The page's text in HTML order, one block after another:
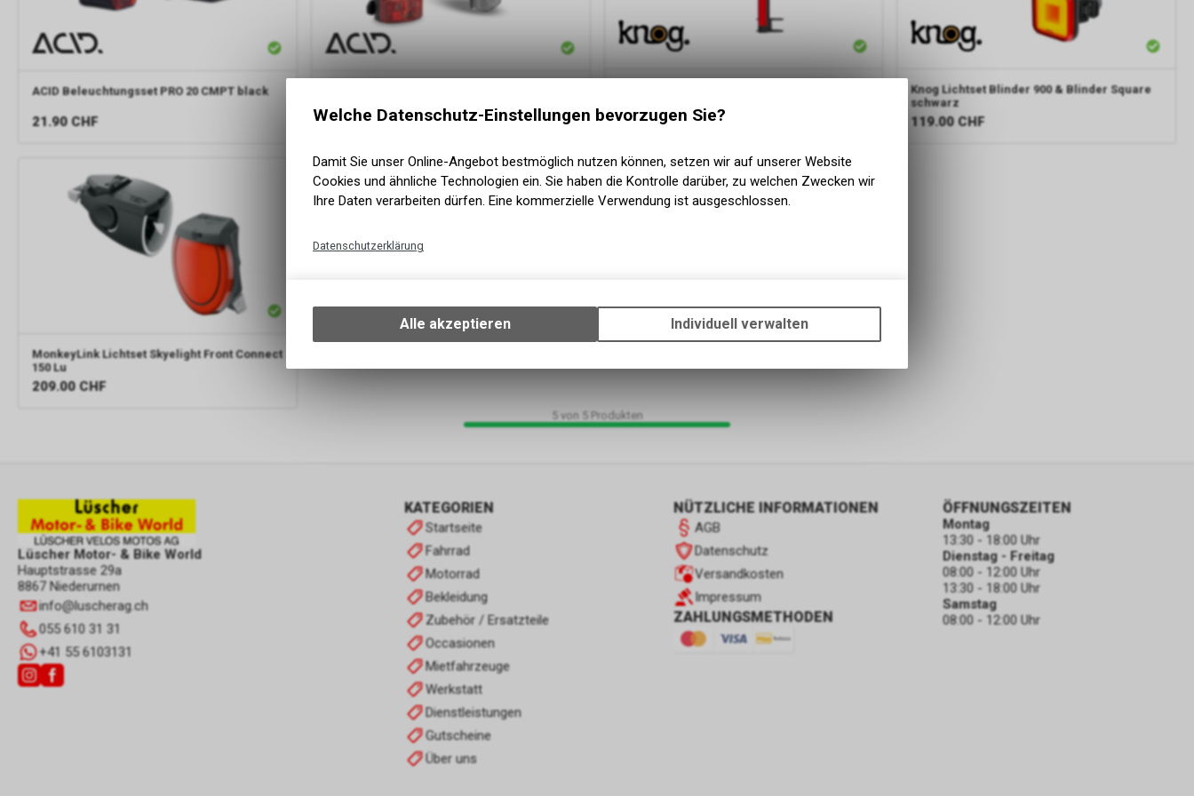
ACID Beleuchtungsset PRO 20 CMPT black
21.90 CHF 54.90 CHF 75.00 CHF
Knog Lichtset Blinder 900 & Blinder Square
schwarz
119.00 CHF
MonkeyLink Lichtset Skyelight Front Connect
150 Lu
209.00 CHF
5 von 5 Produkten
Lüscher Motor- & Bike World
Hauptstrasse 29a
8867 Niederurnen
info@luscherag.ch
055 610 31 31
+41 55 6103131
KATEGORIEN
Startseite
Fahrrad
Motorrad
Bekleidung
Zubehör / Ersatzteile
Occasionen
Mietfahrzeuge
Werkstatt
Dienstleistungen
Gutscheine
Über uns
NÜTZLICHE INFORMATIONEN
AGB
Datenschutz
Versandkosten
Impressum
ZAHLUNGSMETHODEN
ÖFFNUNGSZEITEN
Montag
13:30 - 18:00 Uhr
Dienstag - Freitag
08:00 - 12:00 Uhr
13:30 - 18:00 Uhr
Samstag
08:00 - 12:00 Uhr
Welche Datenschutz-Einstellungen bevorzugen Sie?
Damit Sie unser Online-Angebot bestmöglich nutzen können, setzen wir auf unserer Website
Cookies und ähnliche Technologien ein. Sie haben die Kontrolle darüber, zu welchen Zwecken wir
Ihre Daten verarbeiten dürfen. Eine kommerzielle Verwendung ist ausgeschlossen.
Datenschutzerklärung
Ihrem Gerät, um die grundlegenden Funktionen unseres Online-Angebots, wie die
Verwendung des Warenkorbs, zu ermöglichen. Bitte beachten Sie, dass die
zulassen.
Alle akzeptieren Individuell verwalten